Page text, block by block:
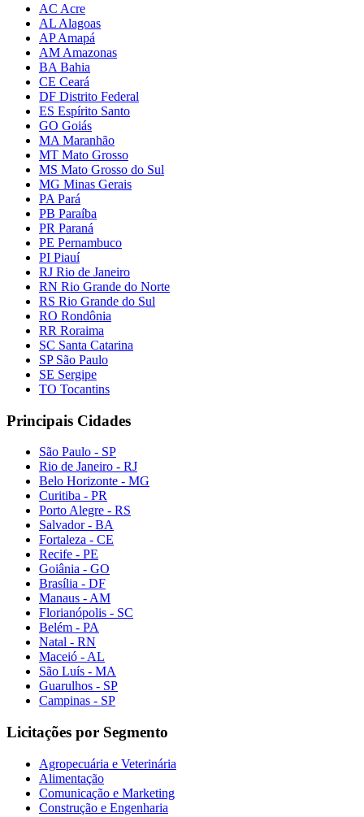
AC Acre
AL Alagoas
AP Amapá
AM Amazonas
BA Bahia
CE Ceará
DF Distrito Federal
ES Espírito Santo
GO Goiás
MA Maranhão
MT Mato Grosso
MS Mato Grosso do Sul
MG Minas Gerais
PA Pará
PB Paraíba
PR Paraná
PE Pernambuco
PI Piauí
RJ Rio de Janeiro
RN Rio Grande do Norte
RS Rio Grande do Sul
RO Rondônia
RR Roraima
SC Santa Catarina
SP São Paulo
SE Sergipe
TO Tocantins
Principais Cidades
São Paulo - SP
Rio de Janeiro - RJ
Belo Horizonte - MG
Curitiba - PR
Porto Alegre - RS
Salvador - BA
Fortaleza - CE
Recife - PE
Goiânia - GO
Brasília - DF
Manaus - AM
Florianópolis - SC
Belém - PA
Natal - RN
Maceió - AL
São Luís - MA
Guarulhos - SP
Campinas - SP
Licitações por Segmento
Agropecuária e Veterinária
Alimentação
Comunicação e Marketing
Construção e Engenharia